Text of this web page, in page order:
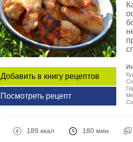
Добавить в книгу рецептов
Посмотреть рецепт
189 ккал 180 мин